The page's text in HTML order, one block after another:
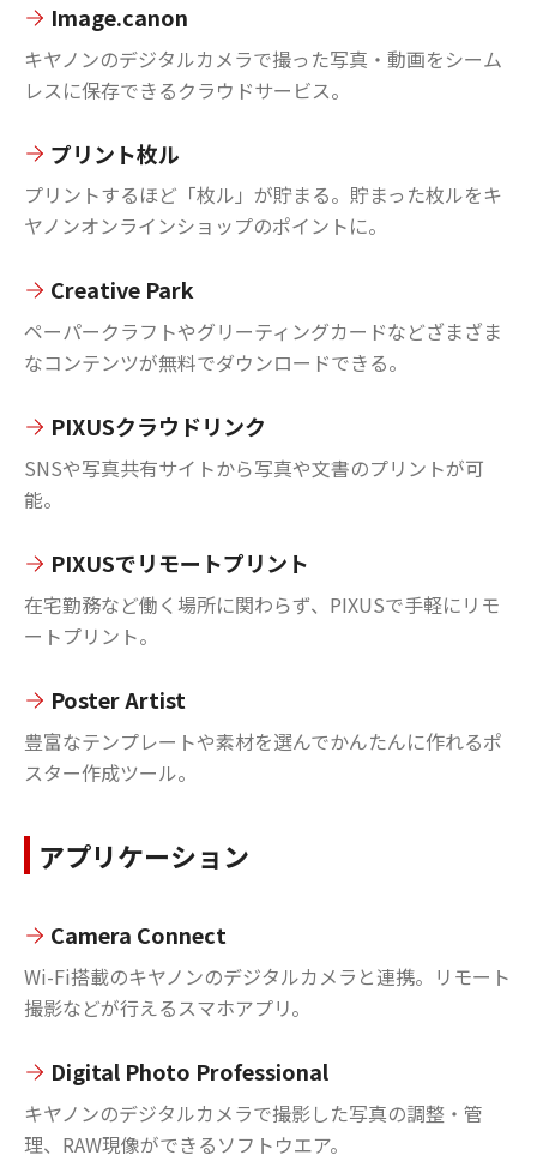
Image.canon
キヤノンのデジタルカメラで撮った写真・動画をシーム
レスに保存できるクラウドサービス。
プリント枚ル
プリントするほど「枚ル」が貯まる。貯まった枚ルをキ
ヤノンオンラインショップのポイントに。
Creative Park
ペーパークラフトやグリーティングカードなどざまざま
なコンテンツが無料でダウンロードできる。
PIXUSクラウドリンク
SNSや写真共有サイトから写真や文書のプリントが可
能。
PIXUSでリモートプリント
在宅勤務など働く場所に関わらず、PIXUSで手軽にリモ
ートプリント。
Poster Artist
豊富なテンプレートや素材を選んでかんたんに作れるポ
スター作成ツール。
アプリケーション
Camera Connect
Wi-Fi搭載のキヤノンのデジタルカメラと連携。リモート
撮影などが行えるスマホアプリ。
Digital Photo Professional
キヤノンのデジタルカメラで撮影した写真の調整・管
理、RAW現像ができるソフトウエア。